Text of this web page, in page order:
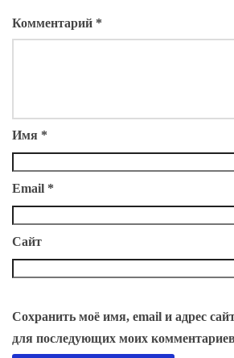
Комментарий *
Имя *
Email *
Сайт
Сохранить моё имя, email и адрес
для последующих моих